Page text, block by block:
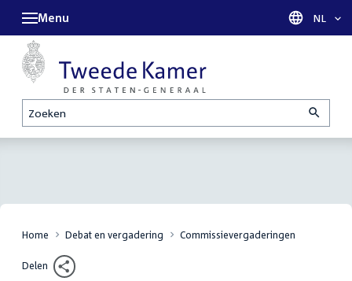
Zoeken
Menu Taal
NL
Home Debat en vergadering Commissievergaderingen
Delen